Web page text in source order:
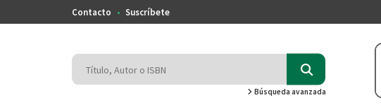
Contacto Suscríbete
Búsqueda avanzada